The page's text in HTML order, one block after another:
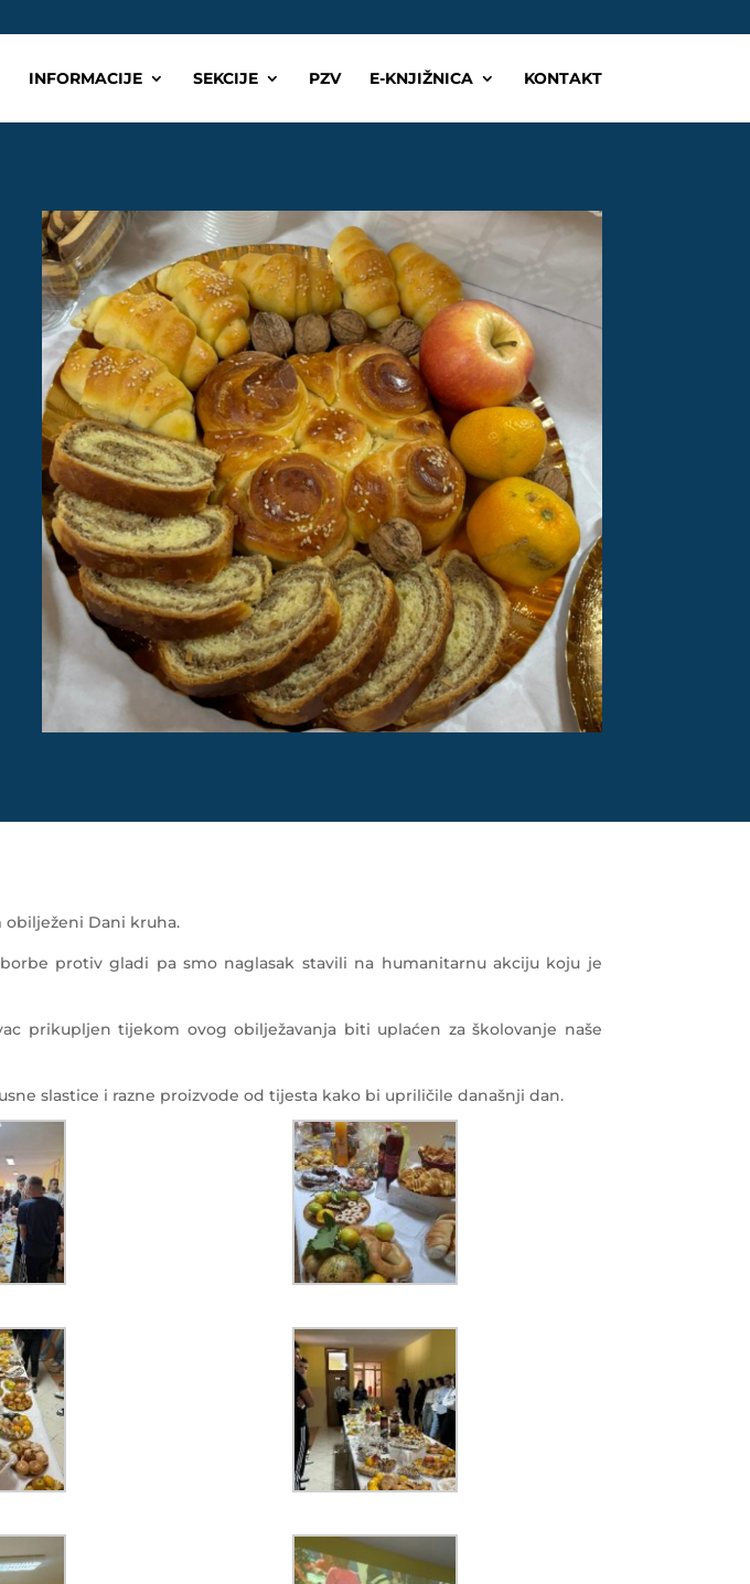
INFORMACIJE SEKCIJE PZV E-KNJIŽNICA KONTAKT
obilježeni Dani kruha.
protiv gladi pa smo naglasak stavili na humanitarnu akciju koju je
prikupljen tijekom ovog obilježavanja biti uplaćen za školovanje naše
slastice i razne proizvode od tijesta kako bi upriličile današnji dan.